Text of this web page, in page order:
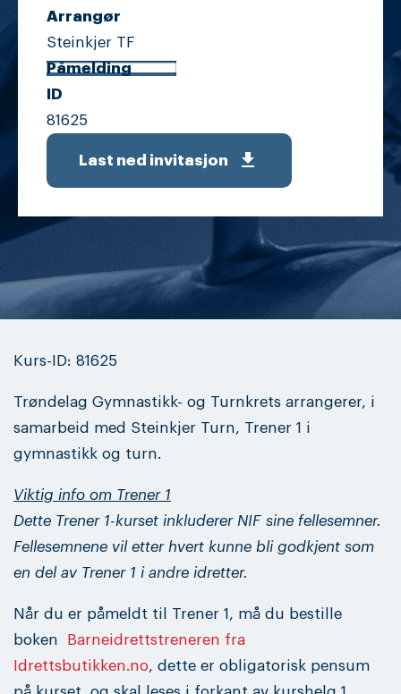
Arrangør
Steinkjer TF
Påmelding
ID
81625
Last ned invitasjon get_app
Kurs-ID: 81625
Trøndelag Gymnastikk- og Turnkrets arrangerer, i
samarbeid med Steinkjer Turn, Trener 1 i
gymnastikk og turn.
Viktig info om Trener 1
Dette Trener 1-kurset inkluderer NIF sine fellesemner.
Fellesemnene vil etter hvert kunne bli godkjent som
en del av Trener 1 i andre idretter.
Når du er påmeldt til Trener 1, må du bestille
boken
Barneidrettstreneren fra
Idrettsbutikken.no, dette er obligatorisk pensum